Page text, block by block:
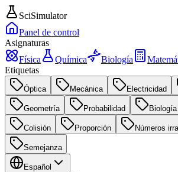
SciSimulator
Panel de control
Asignaturas
Física
Química Biología
Etiquetas
Óptica Mecánica Electricidad
Geometría Probabilidad Biología
Colisión Proporción Números
Semejanza
Español